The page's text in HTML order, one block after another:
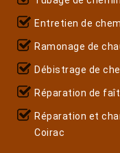
Entretien de
Ramonage de
Débistrage de
Réparation de
Réparation et
Coirac